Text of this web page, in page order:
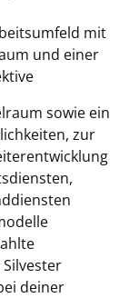
mit
und einer
sowie ein
zur
deiner